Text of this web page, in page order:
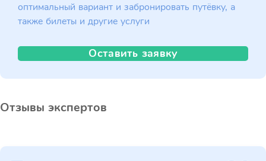
оптимальный вариант и забронировать путёвку, а
также билеты и другие услуги
Оставить заявку
Отзывы экспертов